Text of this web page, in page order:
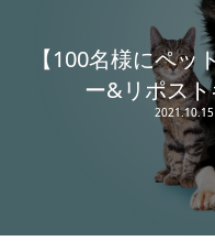
【100名様にペッ
ー&リポスト
2021.10.15